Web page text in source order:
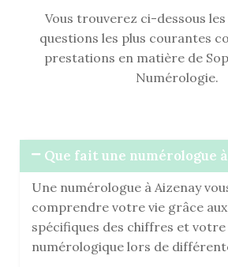
Vous trouverez ci-dessous
questions les plus courantes
prestations en matière de
Numérologie.
Que fait une numérologue
Une numérologue à Aizenay
comprendre votre vie grâce
spécifiques des chiffres et
numérologique lors de